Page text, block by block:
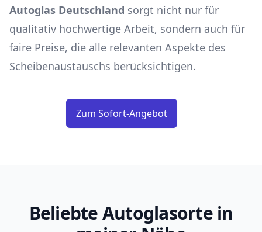
Autoglas Deutschland sorgt nicht nur für
qualitativ hochwertige Arbeit, sondern auch für
faire Preise, die alle relevanten Aspekte des
Scheibenaustauschs berücksichtigen.
Zum Sofort-Angebot
Beliebte Autoglasorte in